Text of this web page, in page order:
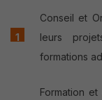
Conseil et
leurs
formations
Formation